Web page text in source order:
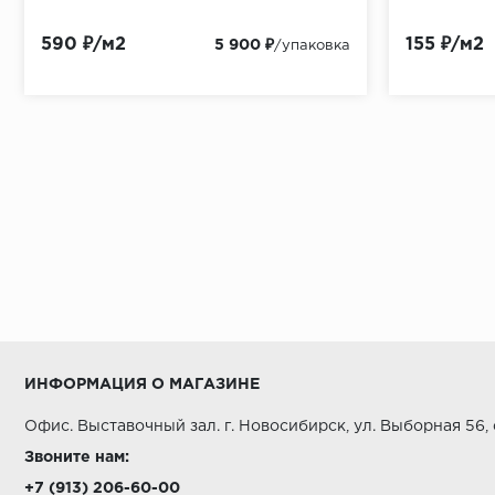
590 ₽/м2 5 900 ₽/упаковка 155 ₽/м2
ИНФОРМАЦИЯ О МАГАЗИНЕ
Офис. Выставочный зал. г. Новосибирск, ул. Выборная 56,
Звоните нам:
+7 (913) 206-60-00